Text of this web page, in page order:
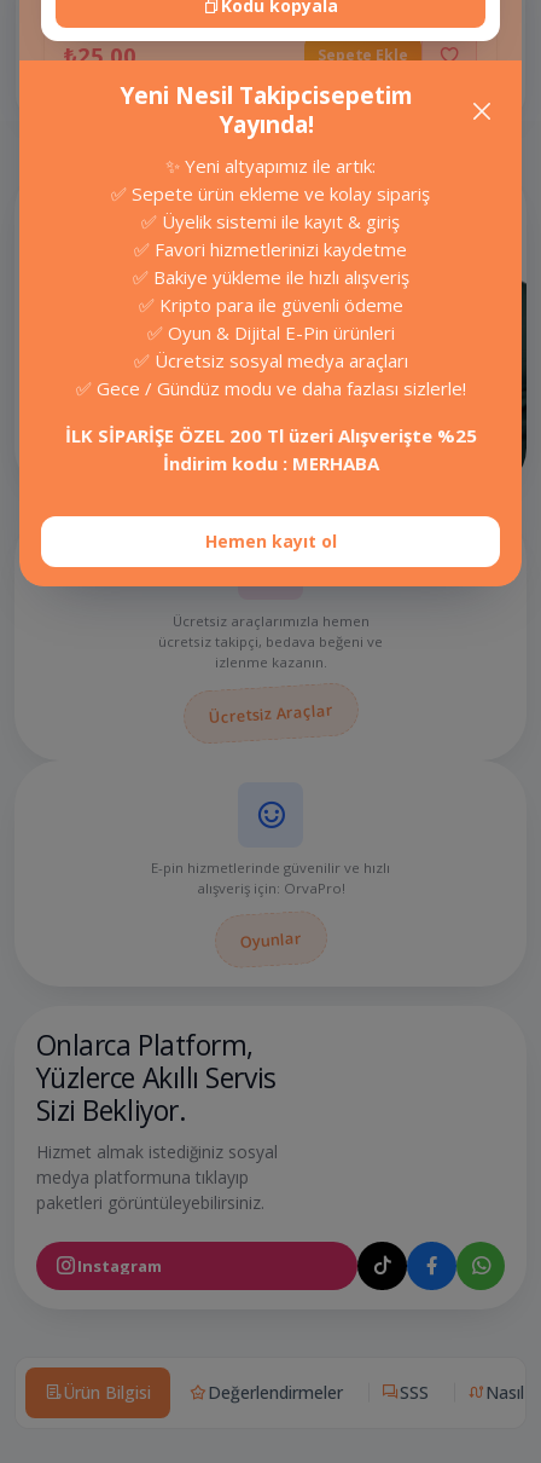
Garantili Takipçi
₺25,00 Sepete Ekle
Kesintisiz İletişim,
Anında Çözüm!
Sosyal Medyada Zaman
Değerlidir; Sorularınız
Beklemeye Gelmez.
7/24 destek ekibimizle ihtiyaç
duyduğunuz her an
İletişime Geç
Ücretsiz araçlarımızla hemen
ücretsiz takipçi, bedava beğeni ve
izlenme kazanın.
Ücretsiz Araçlar
E-pin hizmetlerinde güvenilir ve hızlı
alışveriş için: OrvaPro!
Oyunlar
Onlarca Platform,
Yüzlerce Akıllı Servis
Sizi Bekliyor.
Hizmet almak istediğiniz sosyal
medya platformuna tıklayıp
paketleri görüntüleyebilirsiniz.
Instagram
Ürün Bilgisi Değerlendirmeler SSS Nasıl
Kodu kopyala
Yeni Nesil Takipcisepetim
Yayında!
✨ Yeni altyapımız ile artık:
✅ Sepete ürün ekleme ve kolay sipariş
✅ Üyelik sistemi ile kayıt & giriş
✅ Favori hizmetlerinizi kaydetme
✅ Bakiye yükleme ile hızlı alışveriş
✅ Kripto para ile güvenli ödeme
✅ Oyun & Dijital E-Pin ürünleri
✅ Ücretsiz sosyal medya araçları
✅ Gece / Gündüz modu ve daha fazlası sizlerle!
İLK SİPARİŞE ÖZEL 200 Tl üzeri Alışverişte %25
İndirim kodu : MERHABA
Hemen kayıt ol